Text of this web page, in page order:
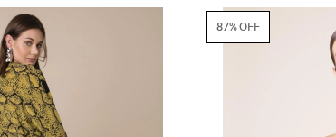
87% OFF